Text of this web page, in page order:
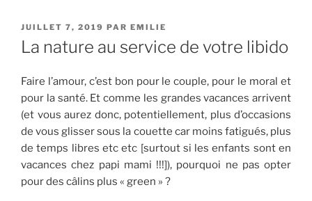
PUBLIÉ
LE
JUILLET 7, 2019 PAR EMILIE
La nature au service de votre libido
Faire l’amour, c’est bon pour le couple, pour le moral et
pour la santé. Et comme les grandes vacances arrivent
(et vous aurez donc, potentiellement, plus d’occasions
de vous glisser sous la couette car moins fatigués, plus
de temps libres etc etc [surtout si les enfants sont en
vacances chez papi mami !!!]), pourquoi ne pas opter
pour des câlins plus « green » ?